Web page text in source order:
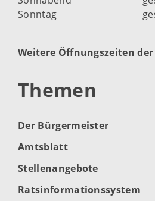
Sonntag
Weitere Öffnungszeiten
Themen
Der Bürgermeister
Amtsblatt
Stellenangebote
Ratsinformationssystem